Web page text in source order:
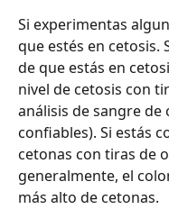
Si experimentas
que estés en cetosis.
de que estás en
nivel de cetosis con
análisis de sangre de
confiables). Si estás
cetonas con tiras de
generalmente, el
más alto de cetonas.